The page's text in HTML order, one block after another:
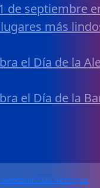
de septiembre
más
el Día de la
el Día de la
2026 Nicaragua